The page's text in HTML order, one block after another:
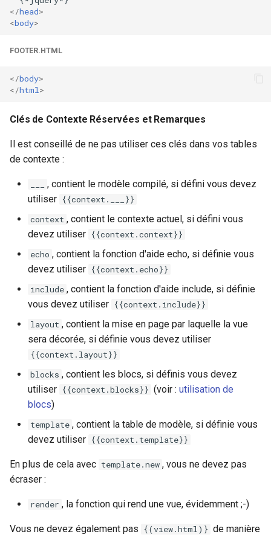
zstd
Lua 5.3.5 Copyright (C)
1994-2018 Lua.org, PUC-
1994-2019 Lua.org, PUC-
Rio
LuaJIT 2.0.5 -- Copyright (C)
2005-2017 Mike Pall.
http://luajit.org/
LuaJIT 2.1.0-beta3 --
Copyright (C) 2005-2017
Mike Pall. http://luajit.org/
nginx : openresty/1.15.8.2)
</head>
<body>
FOOTER.HTML
</body>
</html >
Clés de Contexte Réservées et Remarques
Il est conseillé de ne pas utiliser ces clés dans vos tables
de contexte :
, contient le modèle compilé, si défini vous devez
utiliser {{context.___}}
context , contient le contexte actuel, si défini vous
devez utiliser {{context.context}}
echo , contient la fonction d'aide echo, si définie vous
devez utiliser {{context.echo}}
include , contient la fonction d'aide include, si définie
vous devez utiliser {{context.include}}
layout , contient la mise en page par laquelle la vue
sera décorée, si définie vous devez utiliser
{{context.layout}}
blocks , contient les blocs, si définis vous devez
utiliser {{context.blocks}} (voir : utilisation de
blocs)
template , contient la table de modèle, si définie vous
devez utiliser {{context.template}}
En plus de cela avec template.new , vous ne devez pas
écraser :
render , la fonction qui rend une vue, évidemment ;-)
Vous ne devez également pas {(view.html)} de manière